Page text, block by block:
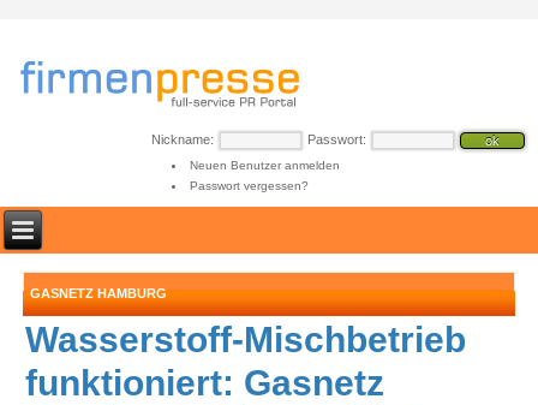
Nickname: Passwort:
Neuen Benutzer anmelden
Passwort vergessen?
GASNETZ HAMBURG
Wasserstoff-Mischbetrieb
funktioniert: Gasnetz